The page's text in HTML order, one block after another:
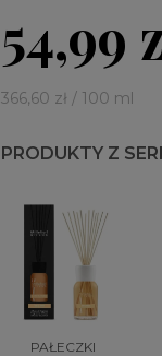
54,99
366,60 zł / 100 ml
PRODUKTY Z SERII
PAŁECZKI